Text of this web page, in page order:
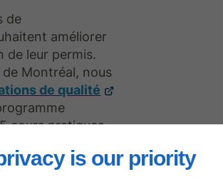
is our priority
de
améliorer
de leur permis.
Montréal, nous
de qualité
cours pratiques,